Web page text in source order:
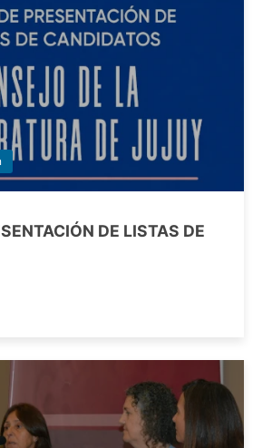
DE LISTAS DE